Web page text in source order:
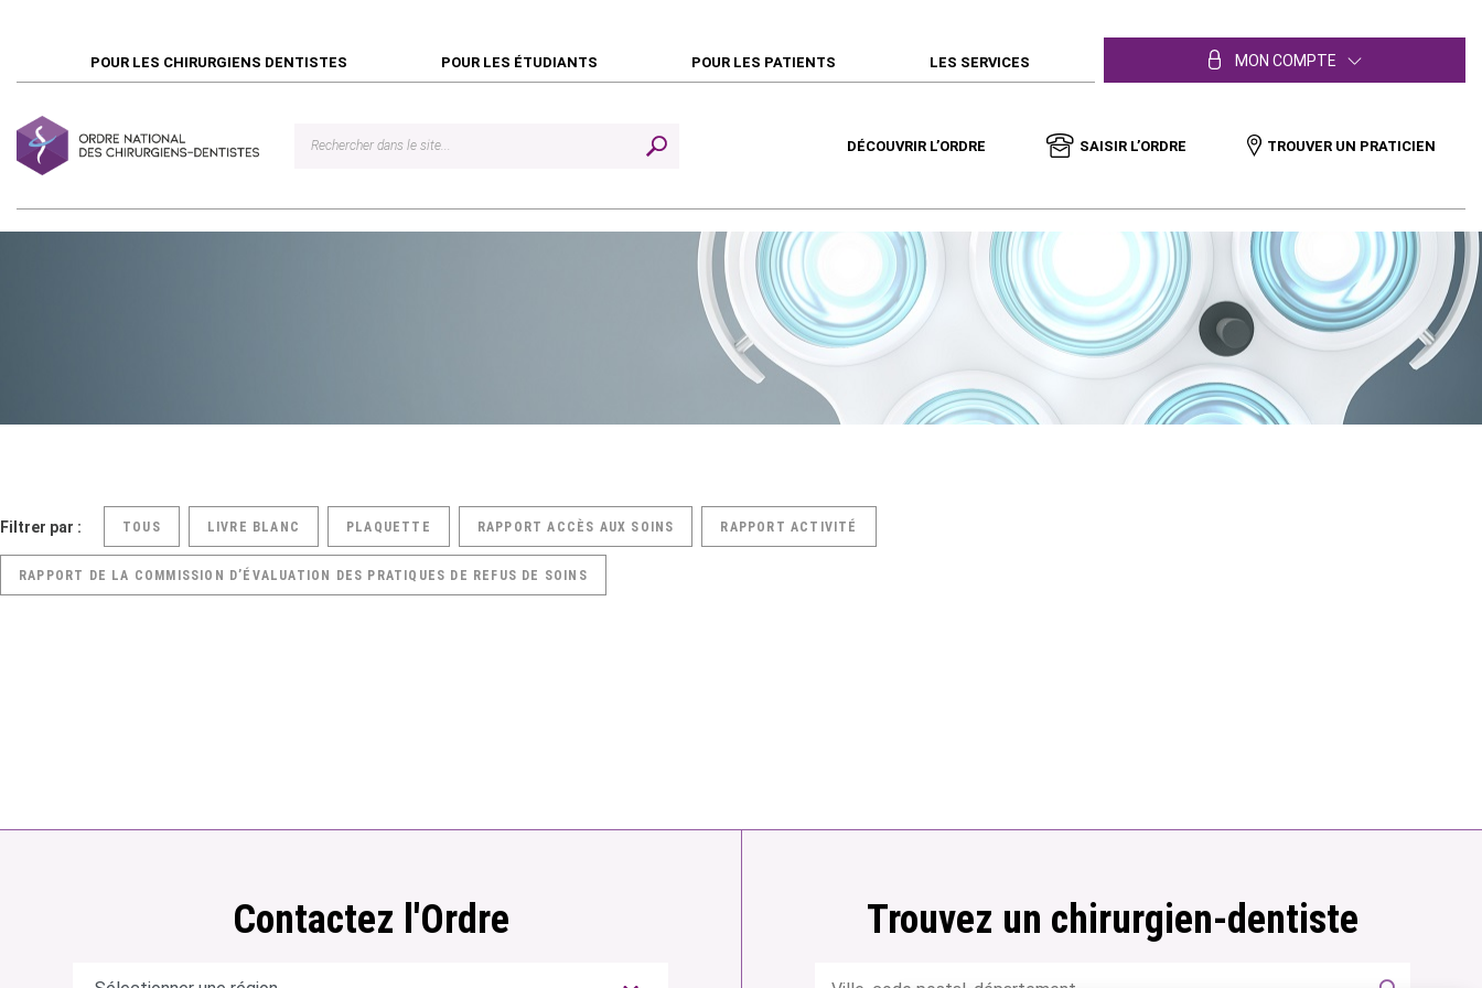
POUR LES CHIRURGIENS DENTISTES POUR LES ÉTUDIANTS POUR LES PATIENTS LES SERVICES MON COMPTE
DÉCOUVRIR L’ORDRE SAISIR L’ORDRE TROUVER UN PRATICIEN
Filtrer par : TOUS LIVRE BLANC PLAQUETTE RAPPORT ACCÈS AUX SOINS RAPPORT ACTIVITÉ
RAPPORT DE LA COMMISSION D’ÉVALUATION DES PRATIQUES DE REFUS DE SOINS
Contactez l'Ordre Trouvez un chirurgien-dentiste